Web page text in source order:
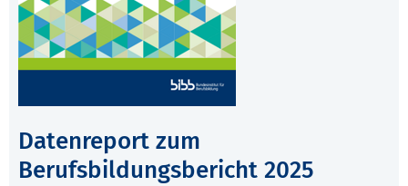
Datenreport zum
Berufsbildungsbericht 2025